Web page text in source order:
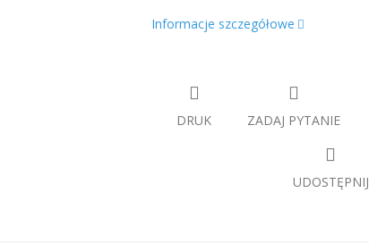
Informacje szczegółowe
DRUK ZADAJ PYTANIE
UDOSTĘPNIJ